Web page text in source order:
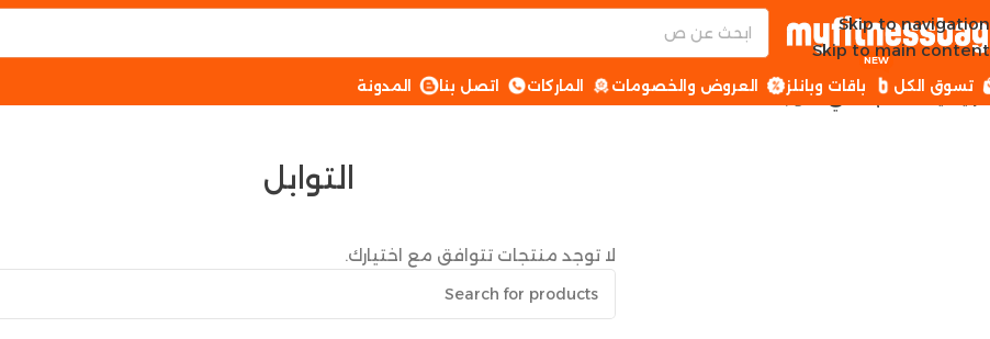
Skip to navigation
Skip to main content
تسوق الكل باقات وبانلز
NEW
العروض والخصومات الماركات اتصل بنا المدونة الرئيسية طعام صحي التوابل
التوابل
لا توجد منتجات تتوافق مع اختيارك.